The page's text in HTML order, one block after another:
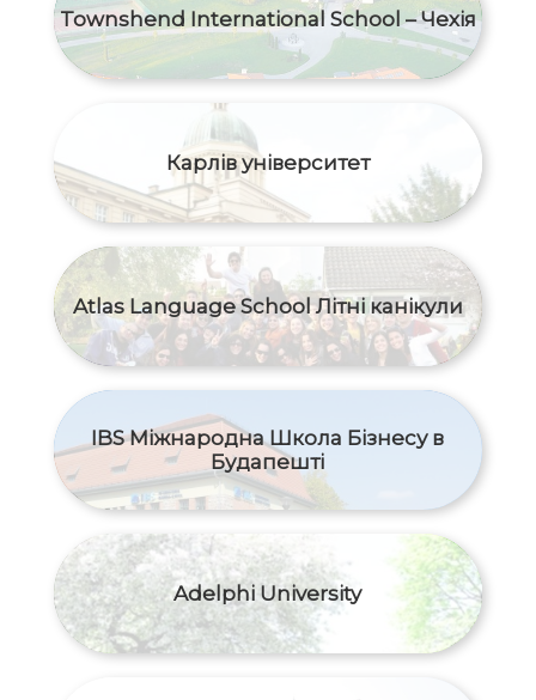
Townshend International School – Чехія
Карлів університет
Atlas Language School Літні канікули
IBS Міжнародна Школа Бізнесу в
Будапешті
Adelphi University